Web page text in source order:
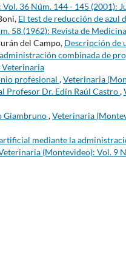
36 Núm. 144 - 145 (2001):
El test de reducción de azul
58 (1962): Revista de
del Campo, Descripción de
combinada de
Veterinaria
profesional ,Veterinaria
Profesor Dr. Edín Raúl Castro,
Giambruno,Veterinaria
mediante la
(Montevideo): Vol. 9